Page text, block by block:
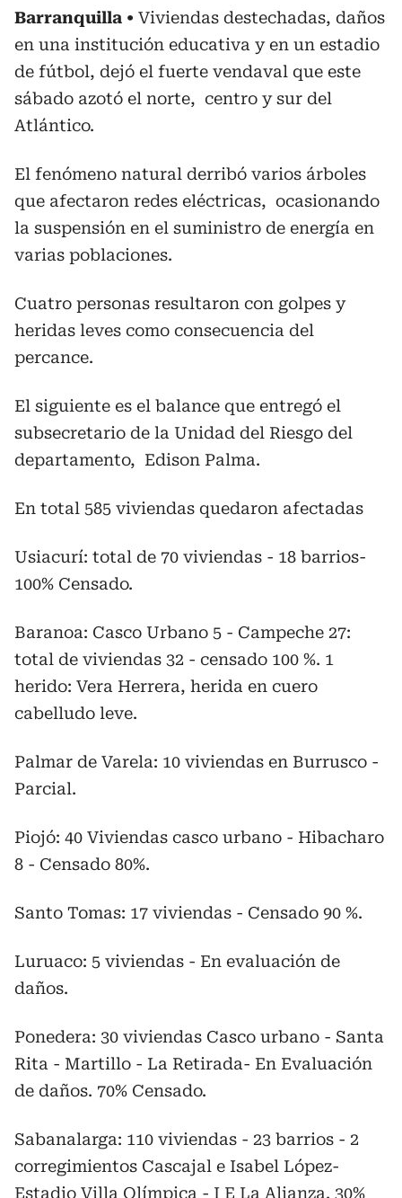
Barranquilla
Viviendas destechadas, daños
en una institución educativa y en un estadio
de fútbol, dejó el fuerte vendaval que este
sábado azotó el norte, centro y sur del
Atlántico.
El fenómeno natural derribó varios árboles
que afectaron redes eléctricas, ocasionando
la suspensión en el suministro de energía en
varias poblaciones.
Cuatro personas resultaron con golpes y
heridas leves como consecuencia del
percance.
El siguiente es el balance que entregó el
subsecretario de la Unidad del Riesgo del
departamento, Edison Palma.
En total 585 viviendas quedaron afectadas
Usiacurí: total de 70 viviendas - 18 barrios-
100% Censado.
Baranoa: Casco Urbano 5 - Campeche 27:
total de viviendas 32 - censado 100 %. 1
herido: Vera Herrera, herida en cuero
cabelludo leve.
Palmar de Varela: 10 viviendas en Burrusco -
Parcial.
Piojó: 40 Viviendas casco urbano - Hibacharo
8 - Censado 80%.
Santo Tomas: 17 viviendas - Censado 90 %.
Luruaco: 5 viviendas - En evaluación de
daños.
Ponedera: 30 viviendas Casco urbano - Santa
Rita - Martillo - La Retirada- En Evaluación
de daños. 70% Censado.
Sabanalarga: 110 viviendas - 23 barrios - 2
corregimientos Cascajal e Isabel López-
Estadio Villa Olímpica - I E La Alianza. 30%